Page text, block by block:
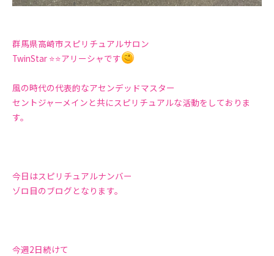
群馬県高崎市スピリチュアルサロン
TwinStar ⭐️⭐️アリーシャです
風の時代の代表的なアセンデッドマスター
セントジャーメインと共にスピリチュアルな活動をしておりま
す。
今日はスピリチュアルナンバー
ゾロ目のブログとなります。
今週2日続けて